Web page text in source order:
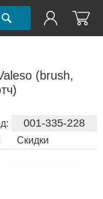
(brush,
001-335-228
Скидки